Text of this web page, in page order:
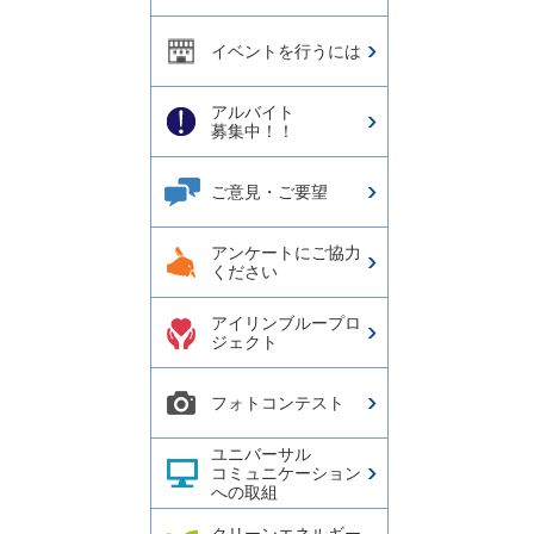
イベントを行うには
アルバイト
募集中！！
ご意見・ご要望
アンケートにご協力
ください
アイリンブループロ
ジェクト
フォトコンテスト
ユニバーサル
コミュニケーション
への取組